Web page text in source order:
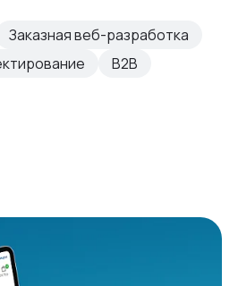
Заказная веб-разработка
B2B